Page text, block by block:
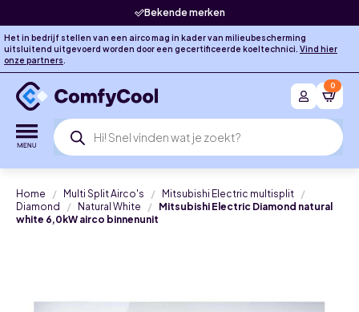
Bekende merken
Het in bedrijf stellen van een airco mag in kader van milieubescherming
uitsluitend uitgevoerd worden door een gecertificeerde koeltechnici. Vind hier
onze partners.
Producten
zoeken
0
Home Multi Split Airco's
Mitsubishi Electric multisplit
Diamond
Natural White
Mitsubishi Electric Diamond natural
white 6,0kW airco binnenunit